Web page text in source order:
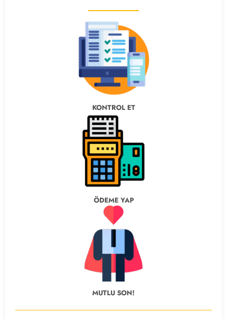
KONTROL ET
ÖDEME YAP
MUTLU SON!